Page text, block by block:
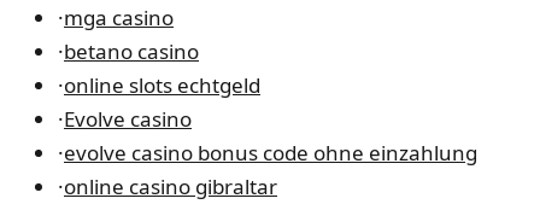
·mga casino
·betano casino
·online slots echtgeld
·Evolve casino
·evolve casino bonus code ohne einzahlung
·online casino gibraltar